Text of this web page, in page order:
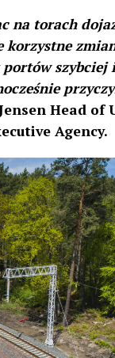
na torach
korzystne
szybciej
Head of
Agency.